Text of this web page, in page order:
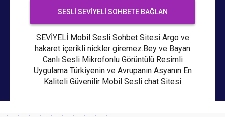
SESLI SEVIYELI SOHBETE BAĞLAN
SEVİYELİ Mobil Sesli Sohbet Sitesi Argo ve
hakaret içerikli nickler giremez.Bey ve Bayan
Canlı Sesli Mikrofonlu Görüntülü Resimli
Uygulama Türkiyenin ve Avrupanın Asyanın En
Kaliteli Güvenilir Mobil Sesli chat Sitesi